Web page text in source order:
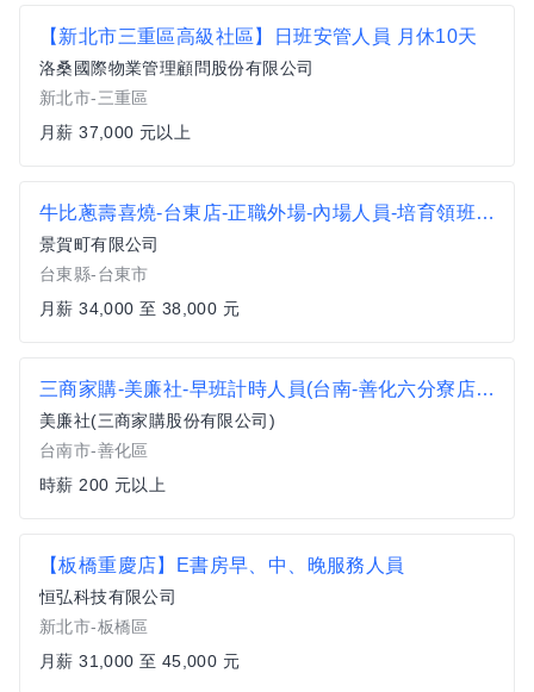
【新北市三重區高級社區】日班安管人員 月休10天
洛桑國際物業管理顧問股份有限公司
新北市-三重區
月薪 37,000 元以上
牛比蔥壽喜燒-台東店-正職外場-內場人員-培育領班主管
景賀町有限公司
台東縣-台東市
月薪 34,000 至 38,000 元
三商家購-美廉社-早班計時人員(台南-善化六分寮店6A82)
美廉社(三商家購股份有限公司)
台南市-善化區
時薪 200 元以上
【板橋重慶店】E書房早、中、晚服務人員
恒弘科技有限公司
新北市-板橋區
月薪 31,000 至 45,000 元